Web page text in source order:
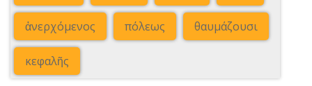
ἀνερχόμενος πόλεως θαυμάζουσι
κεφαλῆς